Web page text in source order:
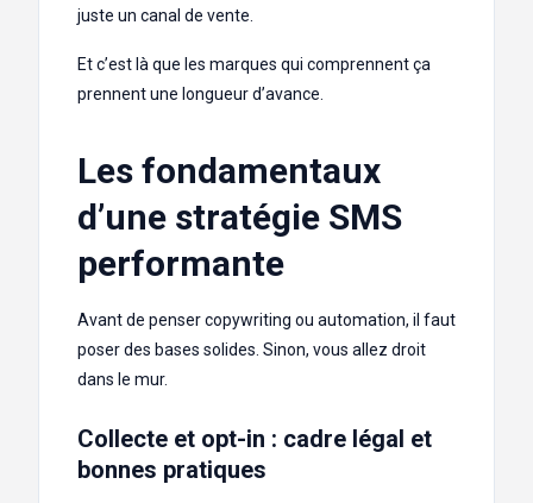
juste un canal de vente.
Et c’est là que les marques qui comprennent ça
prennent une longueur d’avance.
Les fondamentaux
d’une stratégie SMS
performante
Avant de penser copywriting ou automation, il faut
poser des bases solides. Sinon, vous allez droit
dans le mur.
Collecte et opt-in : cadre légal et
bonnes pratiques